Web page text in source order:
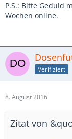
P.S.: Bitte Geduld
Wochen online.
Verifiziert
8. August 2016
Zitat von